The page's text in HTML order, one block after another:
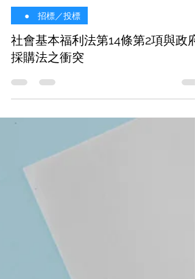
2025年5月1日
社會基本福利法第14條第2項與政府